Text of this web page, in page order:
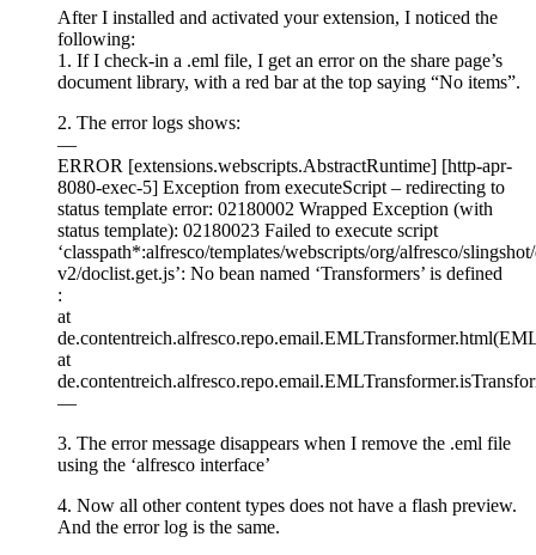
After I installed and activated your extension, I noticed the
following:
1. If I check-in a .eml file, I get an error on the share page’s
document library, with a red bar at the top saying “No items”.
2. The error logs shows:
—
ERROR [extensions.webscripts.AbstractRuntime] [http-apr-
8080-exec-5] Exception from executeScript – redirecting to
status template error: 02180002 Wrapped Exception (with
status template): 02180023 Failed to execute script
‘classpath*:alfresco/templates/webscripts/org/alfresco/
v2/doclist.get.js’: No bean named ‘Transformers’ is defined
:
at
at
—
3. The error message disappears when I remove the .eml file
using the ‘alfresco interface’
4. Now all other content types does not have a flash preview.
And the error log is the same.